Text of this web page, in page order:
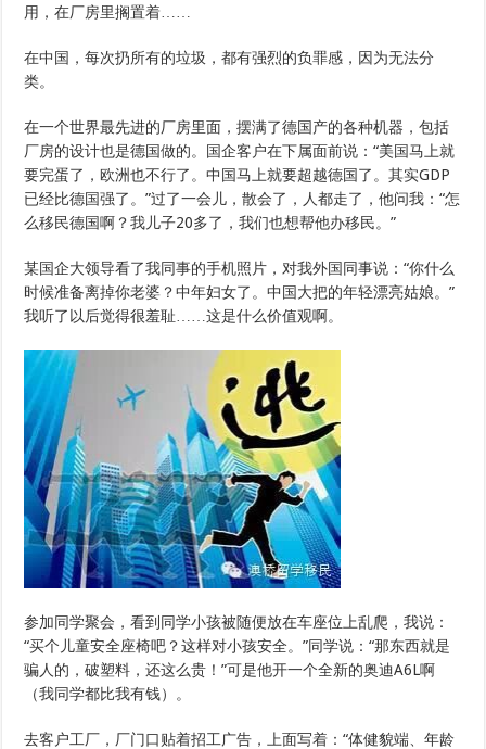
用，在厂房里搁置着……
在中国，每次扔所有的垃圾，都有强烈的负罪感，因为无法分
类。
在一个世界最先进的厂房里面，摆满了德国产的各种机器，包括
厂房的设计也是德国做的。国企客户在下属面前说：“美国马上就
要完蛋了，欧洲也不行了。中国马上就要超越德国了。其实GDP
已经比德国强了。”过了一会儿，散会了，人都走了，他问我：“怎
么移民德国啊？我儿子20多了，我们也想帮他办移民。”
某国企大领导看了我同事的手机照片，对我外国同事说：“你什么
时候准备离掉你老婆？中年妇女了。中国大把的年轻漂亮姑娘。”
我听了以后觉得很羞耻……这是什么价值观啊。
参加同学聚会，看到同学小孩被随便放在车座位上乱爬，我说：
“买个儿童安全座椅吧？这样对小孩安全。”同学说：“那东西就是
骗人的，破塑料，还这么贵！”可是他开一个全新的奥迪A6L啊
（我同学都比我有钱）。
去客户工厂，厂门口贴着招工广告，上面写着：“体健貌端、年龄